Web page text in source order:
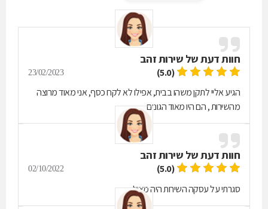
חוות דעת של שירות זהב
(5.0)
23/02/2023
הגיע אליי לתקן משהו בבית, אפילו לא לקח כסף, אני מאוד מרוצה
מהשירות , הם היו מאוד הגונים
חוות דעת של שירות זהב
(5.0)
02/10/2022
סגרתי על עסקה השירות היה מצוין!